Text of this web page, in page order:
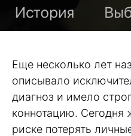
Еще несколько лет
описывало
диагноз и имело
коннотацию. Сегодня
риске потерять